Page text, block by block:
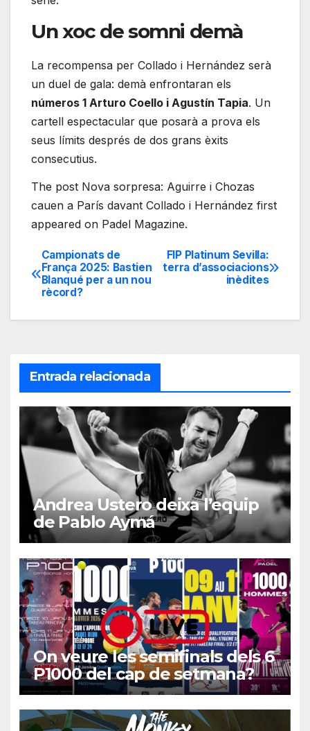
Un xoc de somni demà
La recompensa per Collado i Hernández serà
un duel de gala: demà enfrontaran els
números 1 Arturo Coello i Agustín Tapia. Un
cartell espectacular que posarà a prova els
seus límits després de dos grans èxits
consecutius.
The post Nova sorpresa: Aguirre i Chozas
cauen a París davant Collado i Hernández first
appeared on Padel Magazine.
Navegación
de
entradas
FIP Platinum Sevilla:
terra d’associacions
inèdites
Campionats de
França 2025: Bastien
Blanqué per a un nou
rècord?
Entrada relacionada
Andrea Ustero deixa l’equip
de Pablo Aymá
On veure les semifinals dels 6
P1000 del cap de setmana?